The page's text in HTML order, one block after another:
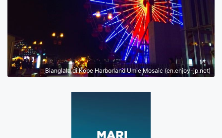
Bianglala di Kobe Harborland Umie Mosaic (en.enjoy-jp.net)